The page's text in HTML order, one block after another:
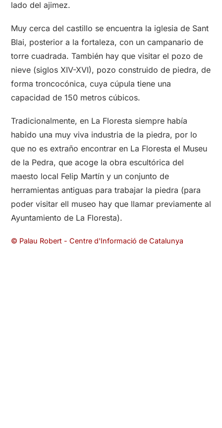
lado del ajimez.
Muy cerca del castillo se encuentra la iglesia de Sant
Blai, posterior a la fortaleza, con un campanario de
torre cuadrada. También hay que visitar el pozo de
nieve (siglos XIV-XVI), pozo construido de piedra, de
forma troncocónica, cuya cúpula tiene una
capacidad de 150 metros cúbicos.
Tradicionalmente, en La Floresta siempre había
habido una muy viva industria de la piedra, por lo
que no es extraño encontrar en La Floresta el Museu
de la Pedra, que acoge la obra escultórica del
maesto local Felip Martín y un conjunto de
herramientas antiguas para trabajar la piedra (para
poder visitar ell museo hay que llamar previamente al
Ayuntamiento de La Floresta).
© Palau Robert - Centre d'Informació de Catalunya